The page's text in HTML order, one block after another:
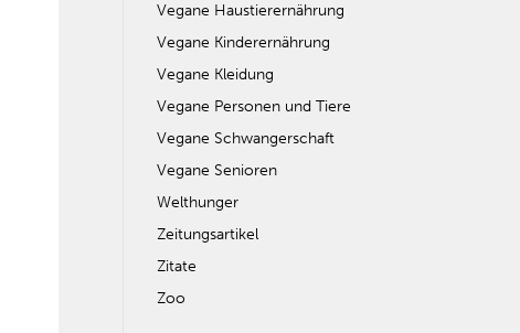
Vegane Haustierernährung
Vegane Kinderernährung
Vegane Kleidung
Vegane Personen und Tiere
Vegane Schwangerschaft
Vegane Senioren
Welthunger
Zeitungsartikel
Zitate
Zoo